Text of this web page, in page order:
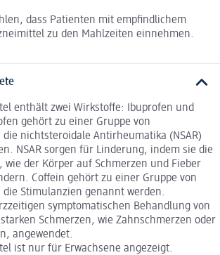
dass Patienten mit empfindlichem
zu den Mahlzeiten einnehmen.
enthält zwei Wirkstoffe: Ibuprofen und
gehört zu einer Gruppe von
nichtsteroidale Antirheumatika (NSAR)
NSAR sorgen für Linderung, indem sie die
wie der Körper auf Schmerzen und Fieber
Coffein gehört zu einer Gruppe von
Stimulanzien genannt werden.
symptomatischen Behandlung von
Schmerzen, wie Zahnschmerzen oder
angewendet.
ist nur für Erwachsene angezeigt.